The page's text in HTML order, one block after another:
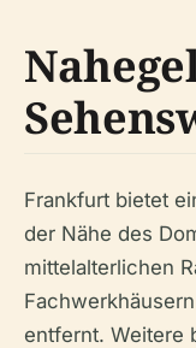
Frankfurt bietet
der Nähe des
mittelalterlichen
entfernt. Weitere